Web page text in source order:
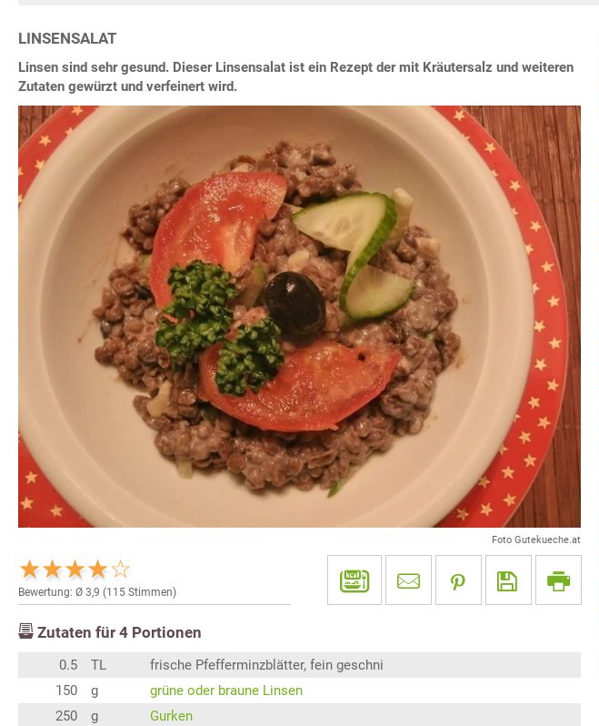
LINSENSALAT
Linsen sind sehr gesund. Dieser Linsensalat ist ein Rezept der mit Kräutersalz und weiteren
Zutaten gewürzt und verfeinert wird.
Foto Gutekueche.at
Bewertung: Ø 3,9 (115 Stimmen)
Zutaten für 4 Portionen
0.5 TL
frische Pfefferminzblätter, fein geschni
150
g
grüne oder braune Linsen
250
g
Gurken